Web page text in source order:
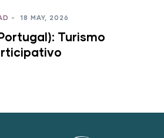
- 18 MAY, 2026
Turismo